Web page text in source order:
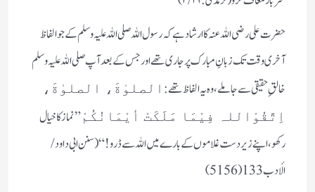
حضرت علی رضی اللہ عنہ کا ارشاد ہے کہ رسول اللہ صلی اللہ علیہ وسلم کے جو الفاظ
آخری وقت تک زبانِ مبارک پر جاری تھے اور جس کے بعد آپ صلی اللہ علیہ وسلم
خالقِ حقیقی سے جاملے، وہ یہ الفاظ تھے: الصلوٰةَ، الصلوٰةَ،
اِتَّقُوْاللہ فِیْمَا مَلَکَتْ أیْمَانُکُمْ”نماز کا خیال
رکھو، اپنے زیر دست غلاموں کے بارے میں اللہ سے ڈرو!“(سنن ابی داود/
الأدب 133 (5156)